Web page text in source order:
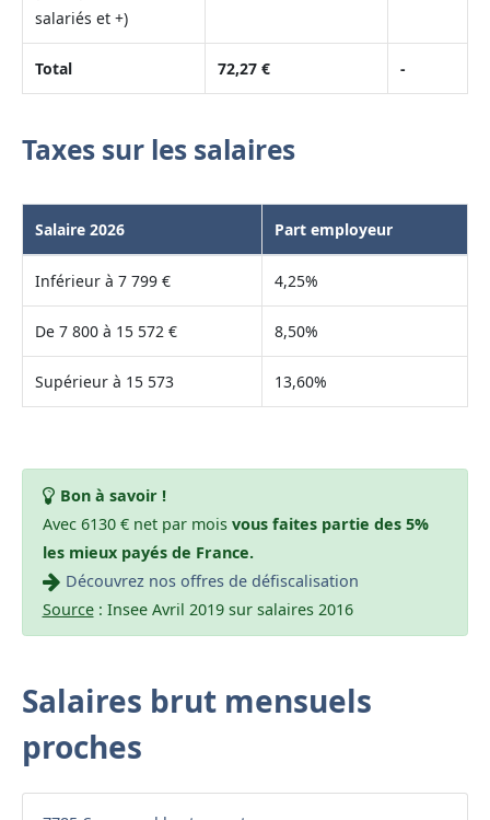
salariés et +)
Total 72,27 € -
Taxes sur les salaires
Salaire 2026 Part employeur
Inférieur à 7 799 € 4,25%
De 7 800 à 15 572 € 8,50%
Supérieur à 15 573 13,60%
Bon à savoir !
Avec 6130 € net par mois vous faites partie des 5%
les mieux payés de France.
Découvrez nos offres de défiscalisation
Source: Insee Avril 2019 sur salaires 2016
Salaires brut mensuels
proches